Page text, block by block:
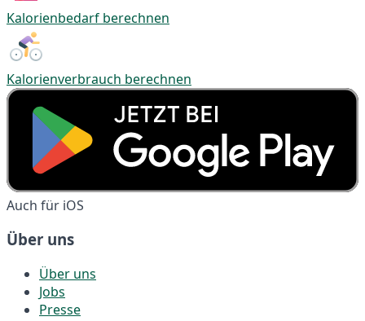
Kalorienbedarf berechnen
Kalorienverbrauch berechnen
Auch für iOS
Über uns
Über uns
Jobs
Presse